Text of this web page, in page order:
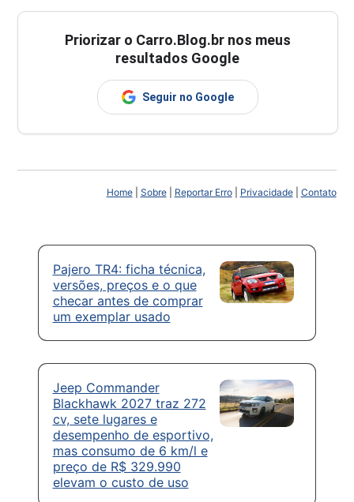
Priorizar o Carro.Blog.br nos meus
resultados Google
Seguir no Google
Home| Sobre| Reportar Erro| Privacidade| Contato
Pajero TR4: ficha técnica,
versões, preços e o que
checar antes de comprar
um exemplar usado
Jeep Commander
Blackhawk 2027 traz 272
cv, sete lugares e
desempenho de esportivo,
mas consumo de 6 km/l e
preço de R$ 329.990
elevam o custo de uso